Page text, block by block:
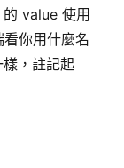
value 使用
你用什麼名
，註記起